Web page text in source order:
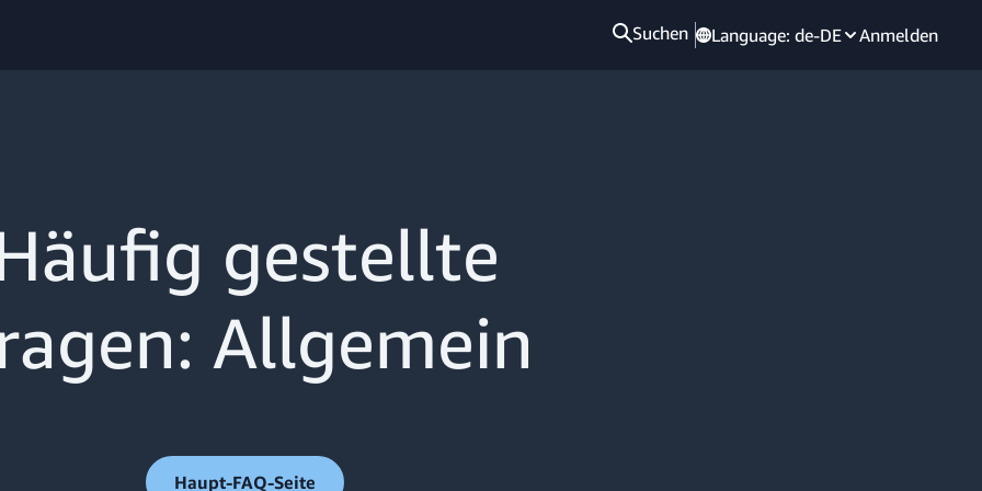
Suchen Language: de-DE Anmelden
gestellte
Allgemein
Haupt-FAQ-Seite